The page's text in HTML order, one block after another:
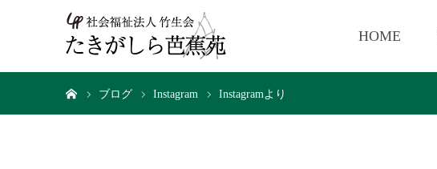
HOME
ブログ Instagram Instagramより